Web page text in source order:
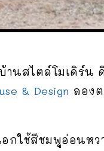
านสไตล์โมเดิร์
& Design ลอง
ใช้สีชมพูอ่อนหว